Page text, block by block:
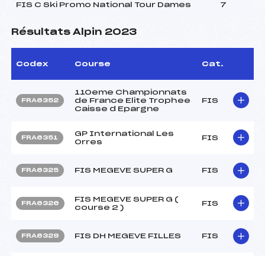
FIS C Ski Promo National Tour Dames 7
Résultats Alpin 2023
Codex Course Cat.
FRA6352
110eme Championnats
de France Elite Trophee
Caisse d Epargne
FIS
FRA6351
GP International Les
Orres
FIS
FRA6325 FIS MEGEVE SUPER G FIS
FRA6326
FIS MEGEVE SUPER G (
course 2 )
FIS
FRA6329 FIS DH MEGEVE FILLES FIS